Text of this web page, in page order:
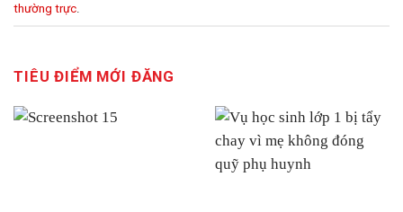
thường trực
TIÊU ĐIỂM MỚI ĐĂNG